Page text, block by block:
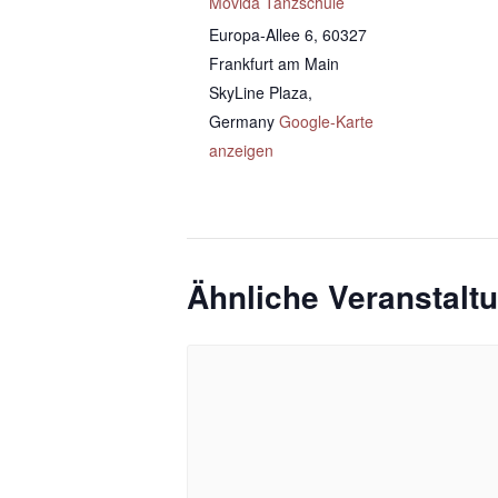
Europa-Allee 6, 60327
Frankfurt am Main
SkyLine Plaza,
Germany Google-Karte
anzeigen
Ähnliche